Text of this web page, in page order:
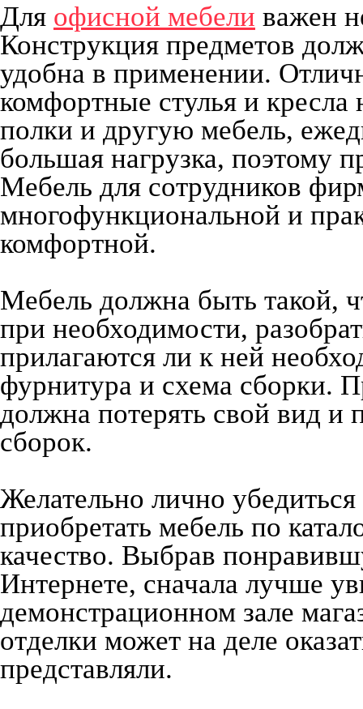
Для офисной мебели важен
Конструкция предметов
удобна в применении.
комфортные стулья и
полки и другую мебель,
большая нагрузка, поэтому
Мебель для сотрудников
многофункциональной и
комфортной.
Мебель должна быть такой,
при необходимости,
прилагаются ли к ней
фурнитура и схема сборки.
должна потерять свой вид и
сборок.
Желательно лично
приобретать мебель по
качество. Выбрав
Интернете, сначала лучше
демонстрационном зале
отделки может на деле
представляли.